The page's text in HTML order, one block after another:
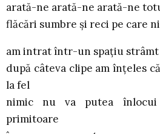
arată-ne arată-ne arată-ne
flăcări sumbre şi reci pe care
am intrat într-un spaţiu
după câteva clipe am înţeles
la fel
nimic nu va putea înlocui
primitoare